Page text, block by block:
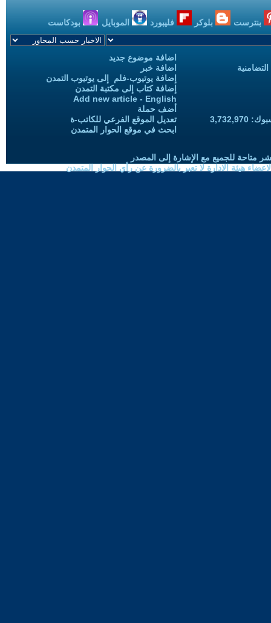
بنترست بلوكر فليبورد الموبايل بودكاست
اضافة موضوع جديد
اضافة خبر
إضافة يوتيوب-فلم إلى يوتيوب التمدن
إضافة كتاب إلى مكتبة التمدن
Add new article - English
أضف حملة
تعديل الموقع الفرعي للكاتب-ة
ابحث في موقع الحوار المتمدن
متاحة للجميع مع الإشارة إلى المصدر
هيئة الادارة لا تعبر بالضرورة عن رأي الحوار المتمدن